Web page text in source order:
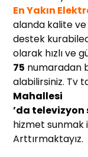
En Yakın
alanda kalite
destek
olarak hızlı ve
75 numaradan
alabilirsiniz. Tv
Mahallesi
’da televizyon
hizmet sunmak
Arttırmaktayız.